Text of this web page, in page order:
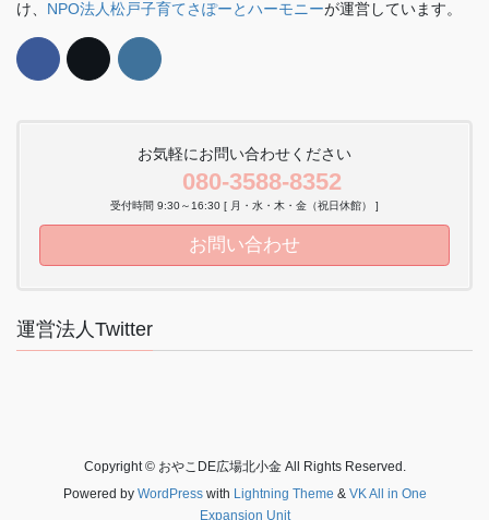
け、 NPO法人松戸子育てさぽーとハーモニーが運営しています。
お気軽にお問い合わせください
080-3588-8352
受付時間 9:30～16:30 [ 月・水・木・金（祝日休館） ]
お問い合わせ
運営法人Twitter
Copyright © おやこDE広場北小金 All Rights Reserved.
Powered by WordPresswith Lightning Theme & VK All in One
Expansion Unit